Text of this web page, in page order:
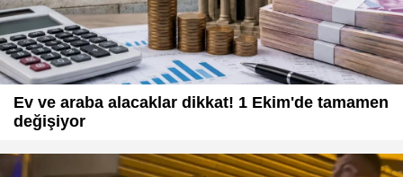
Ev ve araba alacaklar dikkat! 1 Ekim'de tamamen
değişiyor